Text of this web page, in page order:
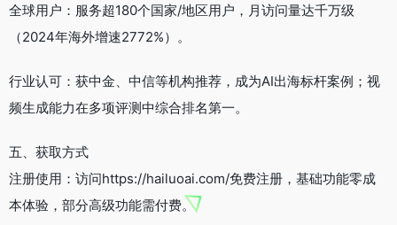
全球用户：服务超180个国家/地区用户，月访问量达千万级
（2024年海外增速2772%）。
行业认可：获中金、中信等机构推荐，成为AI出海标杆案例；视
频生成能力在多项评测中综合排名第一。
五、获取方式
注册使用：访问https://hailuoai.com/免费注册，基础功能零成
本体验，部分高级功能需付费。